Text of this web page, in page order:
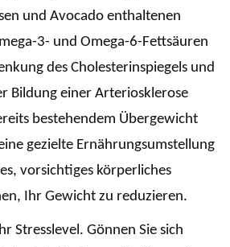
und Avocado enthaltenen
3- und Omega-6-Fettsäuren
des Cholesterinspiegels und
Bildung einer Arteriosklerose
bestehendem Übergewicht
gezielte Ernährungsumstellung
vorsichtiges körperliches
Ihr Gewicht zu reduzieren.
Stresslevel. Gönnen Sie sich